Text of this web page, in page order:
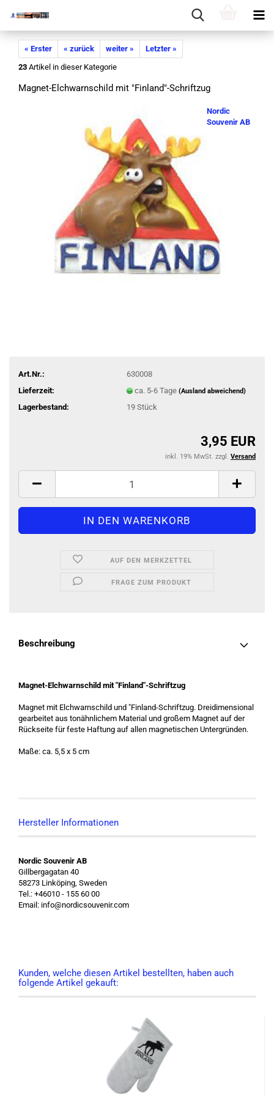
« Erster « zurück weiter »
Letzter »
23 Artikel in dieser Kategorie
Magnet-​Elchwarnschild mit "Fin­land"-​Schriftzug
Nordic
Souvenir AB
Art.Nr.:
630008
Lieferzeit:
ca. 5-6 Tage (Ausland abweichend)
Lagerbestand: 19 Stück
3,95 EUR
inkl. 19% MwSt. zzgl. Versand
AUF DEN MERKZETTEL
FRAGE ZUM PRODUKT
Beschreibung
Magnet-Elchwarnschild mit "Finland"-Schriftzug
Magnet mit Elchwarnschild und "Finland-Schriftzug. Dreidimensional
gearbeitet aus tonähnlichem Material und großem Magnet auf der
Rückseite für feste Haftung auf allen magnetischen Untergründen.
Maße: ca. 5,5 x 5 cm
Hersteller Informationen
Nordic Souvenir AB
Gillbergagatan 40
58273 Linköping, Sweden
Tel.: +46010 - 155 60 00
Email: info@nordicsouvenir.com
Kunden, welche diesen Artikel bestellten, haben auch
folgende Artikel gekauft: